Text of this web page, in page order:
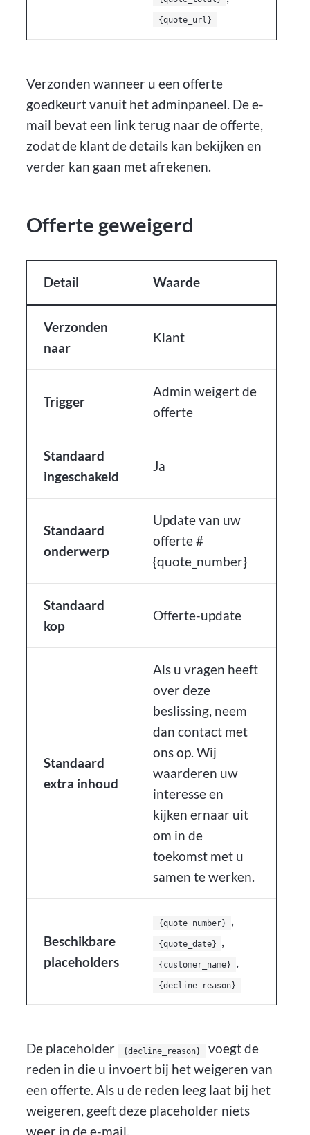
{quote_url}
Verzonden wanneer u een offerte
goedkeurt vanuit het adminpaneel. De e-
mail bevat een link terug naar de offerte,
zodat de klant de details kan bekijken en
verder kan gaan met afrekenen.
Offerte geweigerd
Detail Waarde
Verzonden
naar
Klant
Trigger
Admin weigert de
offerte
Standaard
ingeschakeld
Ja
Standaard
onderwerp
Update van uw
offerte #
{quote_number}
Standaard
kop
Offerte-update
Standaard
extra inhoud
Als u vragen heeft
over deze
beslissing, neem
dan contact met
ons op. Wij
waarderen uw
interesse en
kijken ernaar uit
om in de
toekomst met u
samen te werken.
Beschikbare
placeholders
{quote_number} ,
{quote_date} ,
{customer_name} ,
{decline_reason}
De placeholder {decline_reason}
voegt de
reden in die u invoert bij het weigeren van
een offerte. Als u de reden leeg laat bij het
weigeren, geeft deze placeholder niets
weer in de e-mail.